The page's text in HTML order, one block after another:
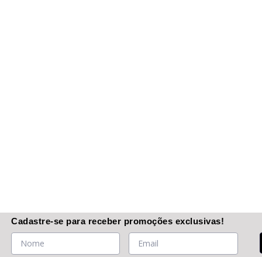
Cadastre-se para receber promoções exclusivas!